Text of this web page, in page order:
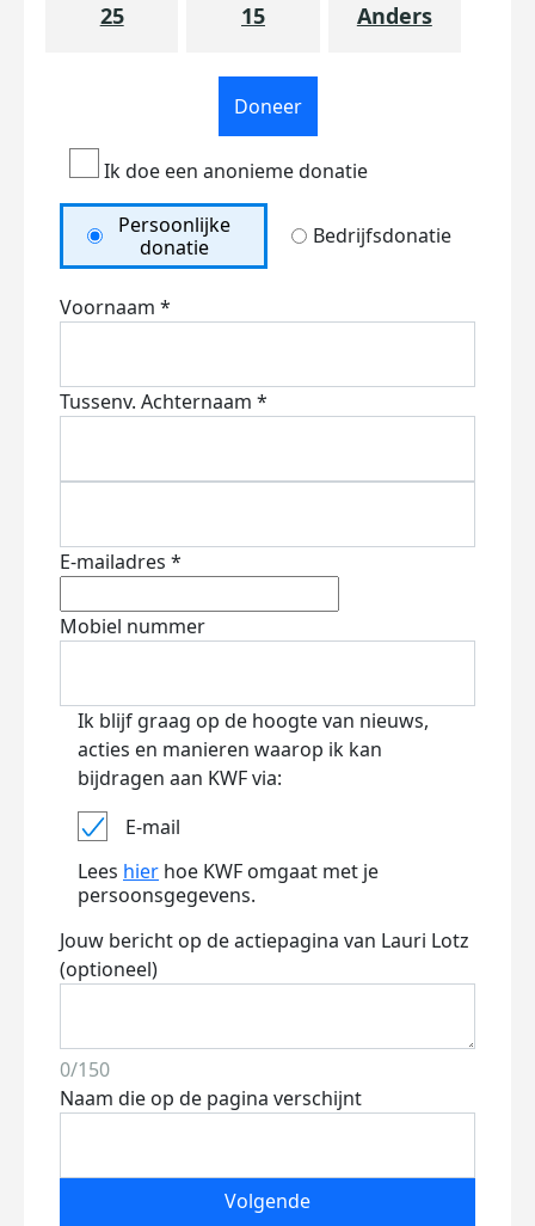
25 15 Anders
Doneer
Ik doe een anonieme donatie
Persoonlijke
donatie
Bedrijfsdonatie
Voornaam *
Tussenv. Achternaam *
E-mailadres *
Mobiel nummer
Ik blijf graag op de hoogte van nieuws,
acties en manieren waarop ik kan
bijdragen aan KWF via:
E-mail
Lees hier hoe KWF omgaat met je
persoonsgegevens.
Jouw bericht op de actiepagina van Lauri Lotz
(optioneel)
0/150
Naam die op de pagina verschijnt
Volgende